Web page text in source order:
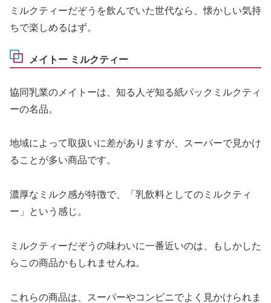
ミルクティーだぞうを飲んでいた世代なら、懐かしい気持
ちで楽しめるはず。
メイトー ミルクティー
協同乳業のメイトーは、知る人ぞ知る紙パックミルクティ
ーの名品。
地域によって取扱いに差がありますが、スーパーで見かけ
ることが多い商品です。
濃厚なミルク感が特徴で、「乳飲料としてのミルクティ
ー」という感じ。
ミルクティーだぞうの味わいに一番近いのは、もしかした
らこの商品かもしれませんね。
これらの商品は、スーパーやコンビニでよく見かけられま